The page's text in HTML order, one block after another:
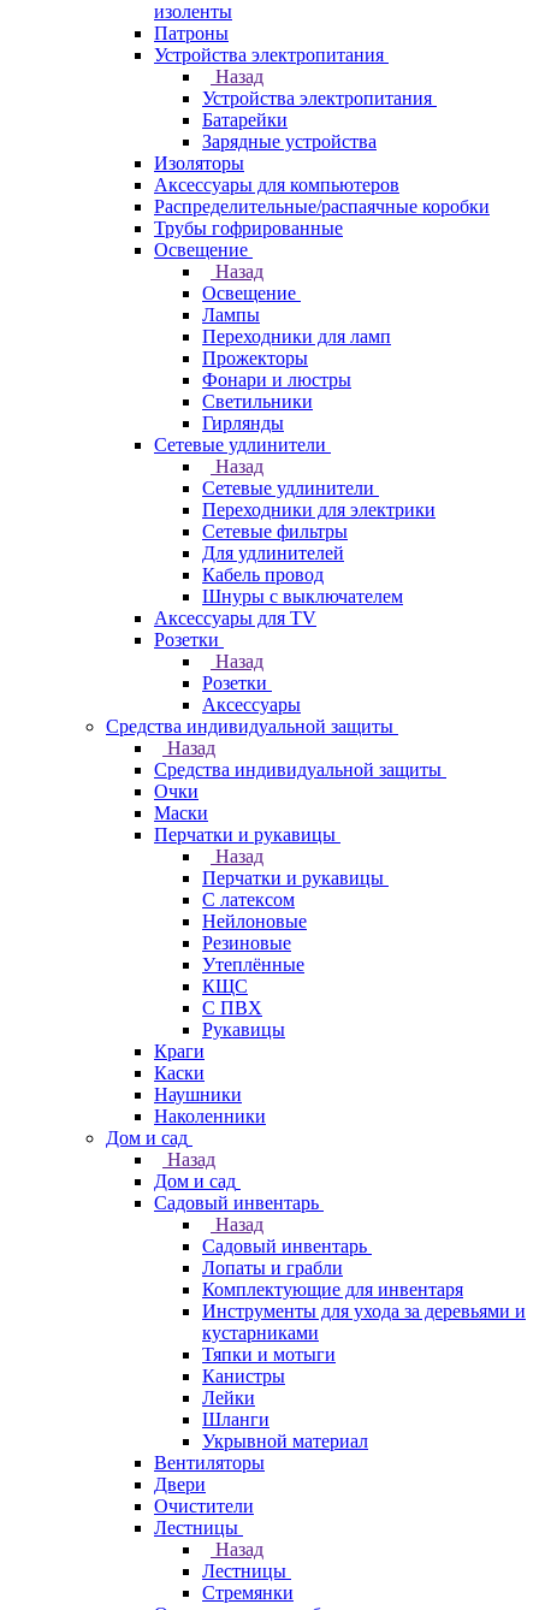
изоленты
Патроны
Устройства электропитания
Назад
Устройства электропитания
Батарейки
Зарядные устройства
Изоляторы
Аксессуары для компьютеров
Распределительные/распаячные коробки
Трубы гофрированные
Освещение
Назад
Освещение
Лампы
Переходники для ламп
Прожекторы
Фонари и люстры
Светильники
Гирлянды
Сетевые удлинители
Назад
Сетевые удлинители
Переходники для электрики
Сетевые фильтры
Для удлинителей
Кабель провод
Шнуры с выключателем
Аксессуары для TV
Розетки
Назад
Розетки
Аксессуары
Средства индивидуальной защиты
Назад
Средства индивидуальной защиты
Очки
Маски
Перчатки и рукавицы
Назад
Перчатки и рукавицы
С латексом
Нейлоновые
Резиновые
Утеплённые
КЩС
С ПВХ
Рукавицы
Краги
Каски
Наушники
Наколенники
Дом и сад
Назад
Дом и сад
Садовый инвентарь
Назад
Садовый инвентарь
Лопаты и грабли
Комплектующие для инвентаря
Инструменты для ухода за деревьями и
кустарниками
Тяпки и мотыги
Канистры
Лейки
Шланги
Укрывной материал
Вентиляторы
Двери
Очистители
Лестницы
Назад
Лестницы
Стремянки